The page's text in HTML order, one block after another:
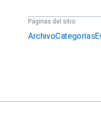
Páginas del sitio:
ArchivoCategorías